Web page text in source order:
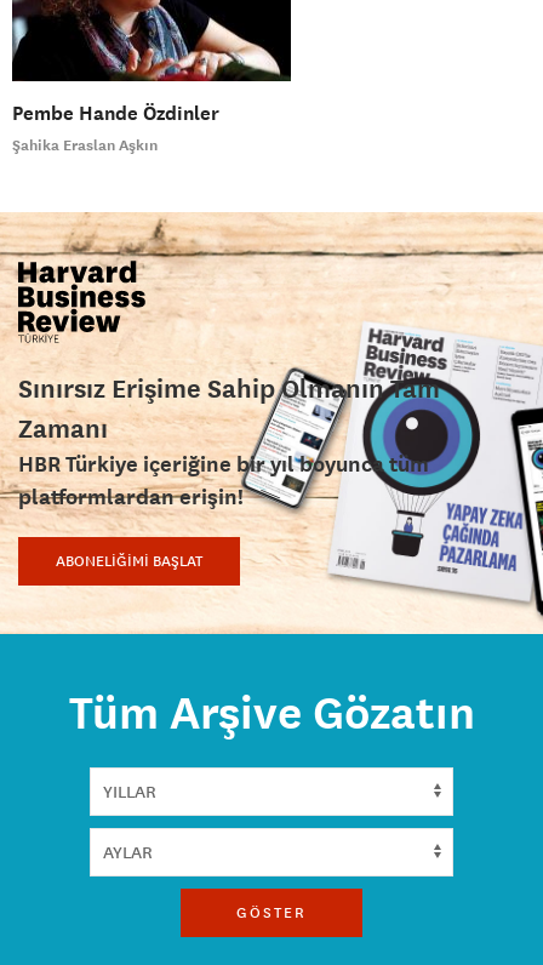
Pembe Hande Özdinler
Şahika Eraslan Aşkın
Sınırsız Erişime Sahip Olmanın Tam
Zamanı
HBR Türkiye içeriğine bir yıl boyunca tüm
platformlardan erişin!
ABONELİĞİMİ BAŞLAT
Tüm Arşive Gözatın
GÖSTER